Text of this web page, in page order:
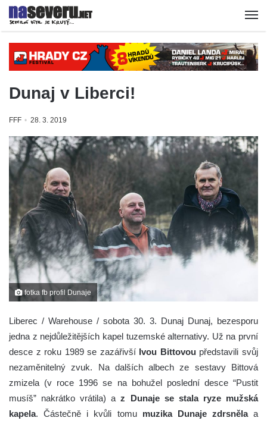
Dunaj v Liberci!
FFF 28. 3. 2019
fotka fb profil Dunaje
Liberec / Warehouse / sobota 30. 3. Dunaj Dunaj, bezesporu
jedna z nejdůležitějších kapel tuzemské alternativy. Už na první
desce z roku 1989 se zazářivší Ivou Bittovou představili svůj
nezaměnitelný zvuk. Na dalších albech ze sestavy Bittová
zmizela (v roce 1996 se na bohužel poslední desce “Pustit
musíš” nakrátko vrátila) az Dunaje se stala ryze mužská
kapela. Částečně i kvůli tomu muzika Dunaje zdrsnělaa